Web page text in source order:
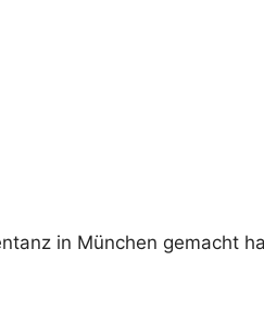
in München gemacht